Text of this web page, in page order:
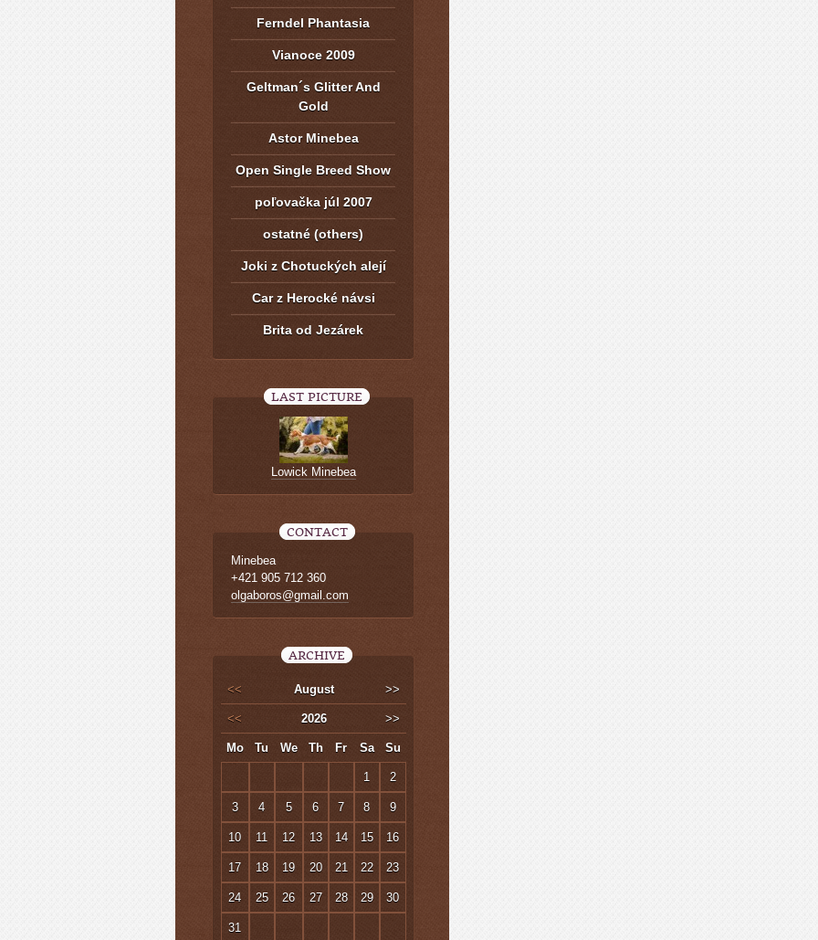
Ferndel Phantasia
Vianoce 2009
Geltman´s Glitter And
Gold
Astor Minebea
Open Single Breed Show
poľovačka júl 2007
ostatné (others)
Joki z Chotuckých alejí
Car z Herocké návsi
Brita od Jezárek
LAST PICTURE
Lowick Minebea
CONTACT
Minebea
+421 905 712 360
olgaboros@gmail.com
ARCHIVE
<< August >>
<< 2026 >>
Mo Tu We Th Fr Sa Su
1 2
3 4 5 6 7 8 9
10 11 12 13 14 15 16
17 18 19 20 21 22 23
24 25 26 27 28 29 30
31